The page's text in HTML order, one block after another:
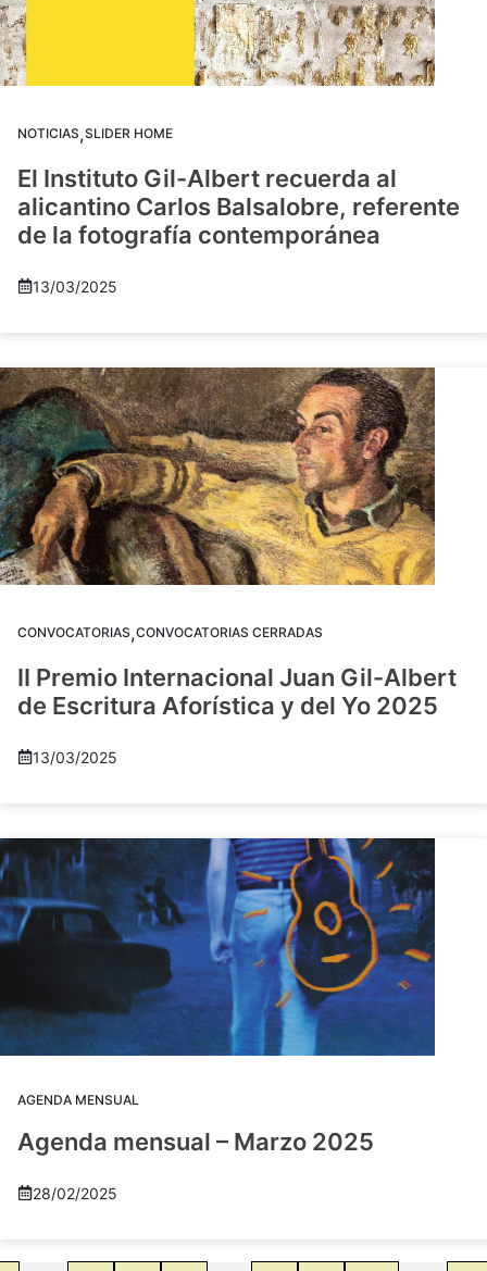
NOTICIAS,SLIDER HOME
El Instituto Gil-Albert recuerda al
alicantino Carlos Balsalobre, referente
de la fotografía contemporánea
13/03/2025
CONVOCATORIAS,CONVOCATORIAS CERRADAS
II Premio Internacional Juan Gil-Albert
de Escritura Aforística y del Yo 2025
13/03/2025
AGENDA MENSUAL
Agenda mensual – Marzo 2025
28/02/2025